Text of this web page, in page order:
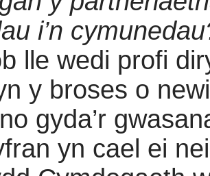
i’n
lle wedi profi
y broses o
gyda’r
yn cael ei